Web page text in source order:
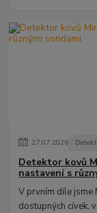
27.07.2026
Detektor kovů
nastavení s
V prvním díle jsme
dostupných cívek,